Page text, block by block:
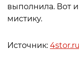
выполнила. Вот и
мистику.
Источник: 4stor.ru